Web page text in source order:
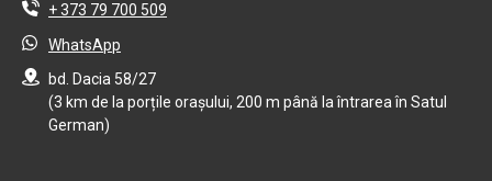
+ 373 79 700 509
WhatsApp
bd. Dacia 58/27
(3 km de la porțile orașului, 200 m până la întrarea în Satul
German)